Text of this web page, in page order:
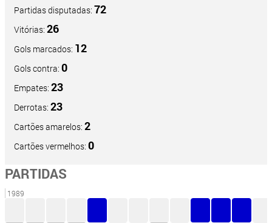
Partidas disputadas: 72
Vitórias: 26
Gols marcados: 12
Gols contra: 0
Empates: 23
Derrotas: 23
Cartões amarelos: 2
Cartões vermelhos: 0
PARTIDAS
1989